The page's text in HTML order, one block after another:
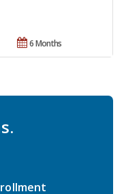
6 Months